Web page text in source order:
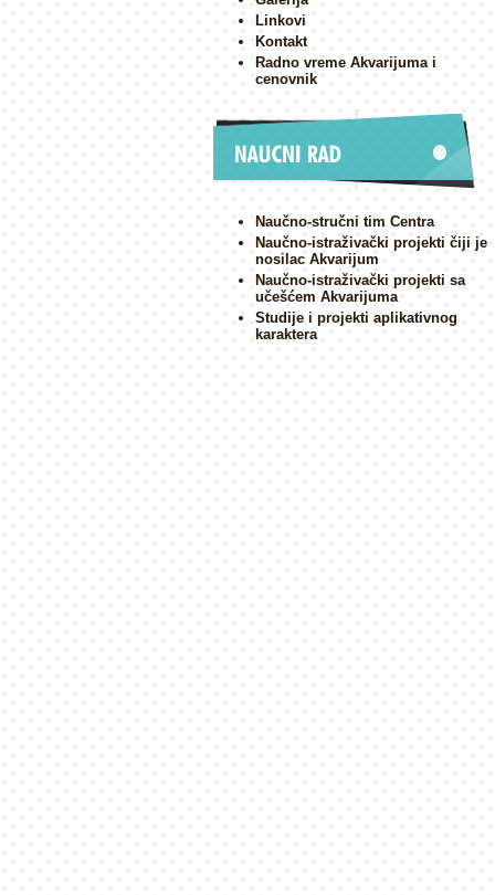
Linkovi
Kontakt
Radno vreme Akvarijuma i
cenovnik
Naučno-stručni tim Centra
Naučno-istraživački projekti čiji je
nosilac Akvarijum
Naučno-istraživački projekti sa
učešćem Akvarijuma
Studije i projekti aplikativnog
karaktera